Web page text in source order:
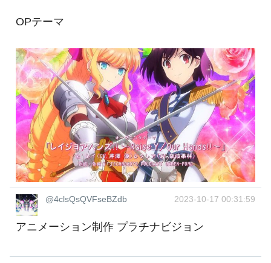
OPテーマ
@4clsQsQVFseBZdb 2023-10-17 00:31:59
アニメーション制作 プラチナビジョン